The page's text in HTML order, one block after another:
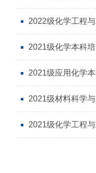
2022级化学工程
2021级化学本科
2021级应用化学
2021级材料科学
2021级化学工程